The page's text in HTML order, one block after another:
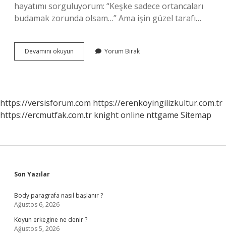
hayatımı sorguluyorum: “Keşke sadece ortancaları
budamak zorunda olsam…” Ama işin güzel tarafı…
Devamını okuyun Ortancalar
ne
?
Yorum Bırak
https://versisforum.com https://erenkoyingilizkultur.com.tr
https://ercmutfak.com.tr knight online nttgame Sitemap
Sidebar
Son Yazılar
Body paragrafa nasıl başlanır ?
Ağustos 6, 2026
Koyun erkegine ne denir ?
Ağustos 5, 2026